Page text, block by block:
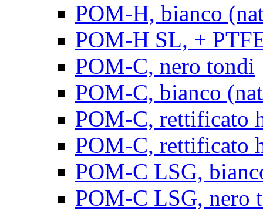
POM-H, bianco
POM-H SL, +
POM-C, nero tondi
POM-C, bianco
POM-C, rettificato
POM-C, rettificato
POM-C LSG,
POM-C LSG, nero